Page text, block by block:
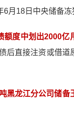
6月18日中央储备
额度中划出2000
后直接注资或借
黑龙江分公司储备